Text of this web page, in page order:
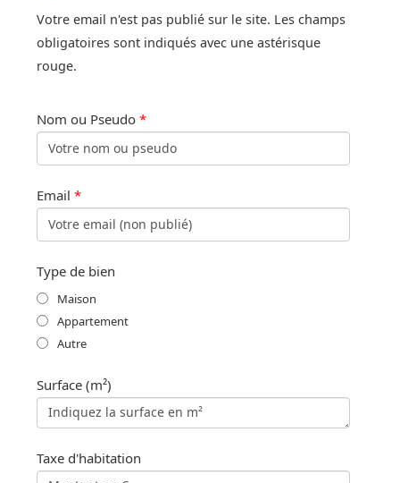
Votre email n'est pas publié sur le site. Les champs
obligatoires sont indiqués avec une astérisque
rouge.
Nom ou Pseudo *
Email *
Type de bien
Maison
Appartement
Autre
Surface (m²)
Taxe d'habitation